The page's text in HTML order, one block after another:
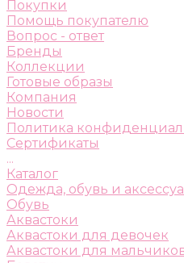
Покупки
Помощь покупателю
Вопрос - ответ
Бренды
Коллекции
Готовые образы
Компания
Новости
Политика
Сертификаты
...
Каталог
Одежда, обувь и
Обувь
Аквастоки
Аквастоки для девочек
Аквастоки для